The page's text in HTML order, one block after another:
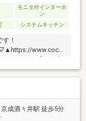
モニタ付インターホ
ン
システムキッチン
！
www.cocosumo-
佐倉駅より徒歩4分
き、陽当り・眺望良
3LDK■大切なペッ
■不在時に便利な宅
パー・小学校が徒
ではの充実した共用
成酒々井駅 徒歩5分